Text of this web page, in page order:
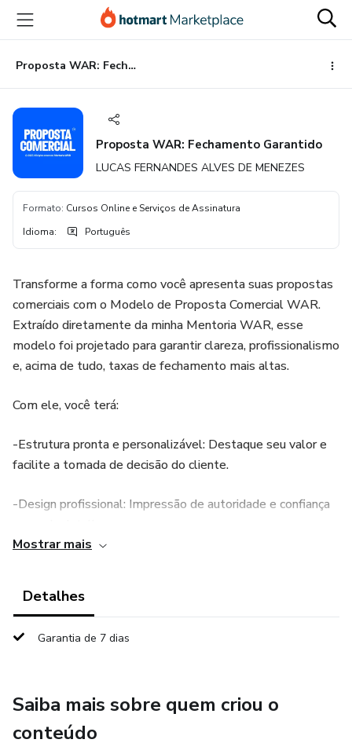
para
conteúdo
principal
para
pagamento
para
rodapé
Proposta WAR: Fechamento Garantido
Proposta WAR: Fechamento Garantido
LUCAS FERNANDES ALVES DE MENEZES
Formato: Cursos Online e Serviços de Assinatura
Idioma: Português
Transforme a forma como você apresenta suas propostas
comerciais com o Modelo de Proposta Comercial WAR.
Extraído diretamente da minha Mentoria WAR, esse
modelo foi projetado para garantir clareza, profissionalismo
e, acima de tudo, taxas de fechamento mais altas.
Com ele, você terá:
-Estrutura pronta e personalizável: Destaque seu valor e
facilite a tomada de decisão do cliente.
-Design profissional: Impressão de autoridade e confiança
argumentos persuasivos que aumentam as chances de
Ideal para freelancers, agências e profissionais autônomos
que desejam apresentar propostas que não apenas
impressionam, mas também fecham negócios.
Mostrar mais
Detalhes
Garantia de 7 dias
Saiba mais sobre quem criou o
conteúdo